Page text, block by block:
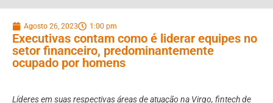
Agosto 26, 2023 1:00 pm
Executivas contam como é liderar equipes no
setor financeiro, predominantemente
ocupado por homens
Líderes em suas respectivas áreas de atuação na Virgo, fintech de